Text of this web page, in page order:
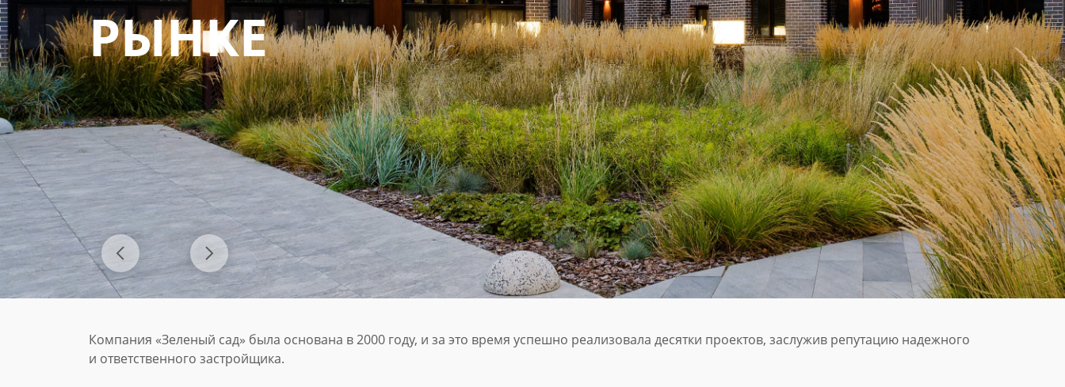
РЫНКЕ
Компания «Зеленый сад» была основана в 2000 году, и за это время успешно реализовала десятки проектов, заслужив репутацию надежного
и ответственного застройщика.